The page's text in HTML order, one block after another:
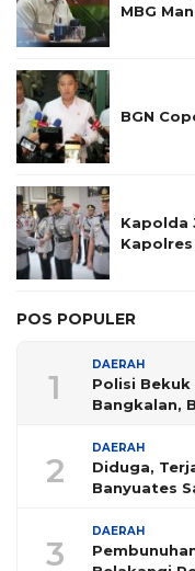
MBG
BGN
Kapolda
Kapolres
POS POPULER
1
DAERAH
Polisi Bekuk
Bangkalan,
2
DAERAH
Diduga,
Banyuates
3
DAERAH